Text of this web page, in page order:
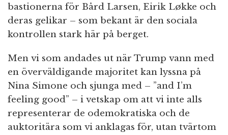
bastionerna för Bård Larsen, Eirik Løkke och
deras gelikar – som bekant är den sociala
kontrollen stark här på berget.
Men vi som andades ut när Trump vann med
en överväldigande majoritet kan lyssna på
Nina Simone och sjunga med – ”and I’m
feeling good” – i vetskap om att vi inte alls
representerar de odemokratiska och de
auktoritära som vi anklagas för, utan tvärtom